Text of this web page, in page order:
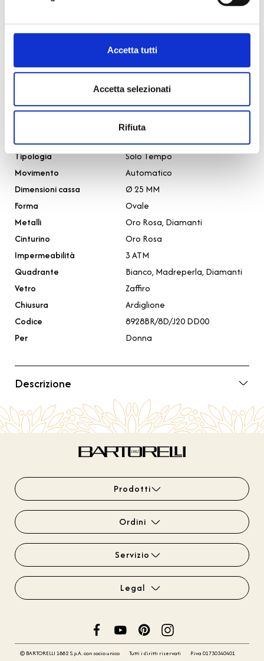
Accetta tutti
Accetta selezionati
Rifiuta
Specifiche Tecniche
Breguet
Collezione
Tipologia
Solo Tempo
Movimento
Automatico
Dimensioni cassa
Ø 25 MM
Forma
Ovale
Metalli
Oro Rosa, Diamanti
Cinturino
Oro Rosa
Impermeabilità
3 ATM
Quadrante
Bianco, Madreperla, Diamanti
Vetro
Zaffiro
Chiusura
Ardiglione
Codice
8928BR/8D/J20 DD00
Per
Donna
Descrizione
Prodotti
Ordini
Servizio
Legal
© BARTORELLI 1882 S.p.A. con socio unico Tutti i diritti riservati
P.iva 01730340401